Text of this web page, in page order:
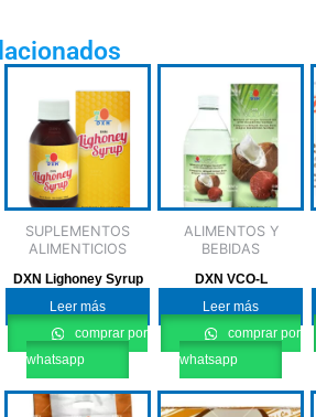
SUPLEMENTOS
ALIMENTICIOS
DXN Lighoney Syrup
Leer más
comprar por
whatsapp
ALIMENTOS Y
BEBIDAS
DXN VCO-L
Leer más
comprar por
whatsapp